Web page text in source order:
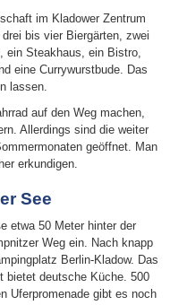
im Kladower Zentrum
bis vier Biergärten, zwei
ein Steakhaus, ein Bistro,
eine Currywurstbude. Das
lassen.
auf den Weg machen,
Allerdings sind die weiter
geöffnet. Man
erkundigen.
See
etwa 50 Meter hinter der
Weg ein. Nach knapp
Berlin-Kladow. Das
bietet deutsche Küche. 500
Uferpromenade gibt es noch